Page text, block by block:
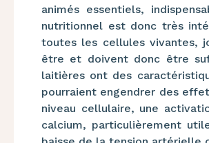
animés essentiels,
nutritionnel est donc très
toutes les cellules vivantes,
être et doivent donc être
laitières ont des
pourraient engendrer des
niveau cellulaire, une
calcium, particulièrement